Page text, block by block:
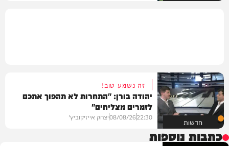
חדשות
זה נשמע טוב!
יהודה בורן: "התחרות לא תהפוך אתכם
לזמרים מצליחים"
22:30
08/08/26יצחק אייזיקוביץ'
כתבות נוספות